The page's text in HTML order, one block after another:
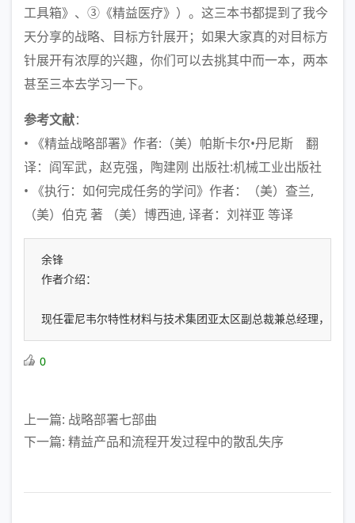
工具箱》、③《精益医疗》）。这三本书都提到了我今
天分享的战略、目标方针展开；如果大家真的对目标方
针展开有浓厚的兴趣，你们可以去挑其中而一本，两本
甚至三本去学习一下。
参考文献：
• 《精益战略部署》作者:（美）帕斯卡尔•丹尼斯 翻
译：阎军武，赵克强，陶建刚 出版社:机械工业出版社
• 《执行：如何完成任务的学问》作者：（美）查兰,
（美）伯克 著 （美）博西迪, 译者：刘祥亚 等译
余锋
作者介绍：
现任霍尼韦尔特性材料与技术集团亚太区副总裁兼总经理，曾
0
上一篇: 战略部署七部曲
下一篇: 精益产品和流程开发过程中的散乱失序